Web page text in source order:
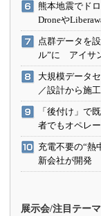
熊本地震でド
Droneや
点群データを
ル”に アイサ
大規模データ
／設計から施
「後付け」で
者でもオペレ
充電不要の“熱
新会社が開発
展示会/注目テーマ